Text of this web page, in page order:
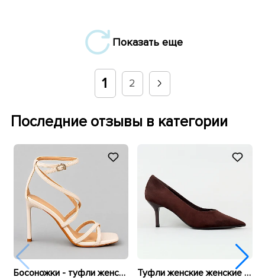
Показать еще
1 2
Последние отзывы в категории
Босоножки - туфли женские 595924 Бежевые Туфли женские женские 595944 Коричневые